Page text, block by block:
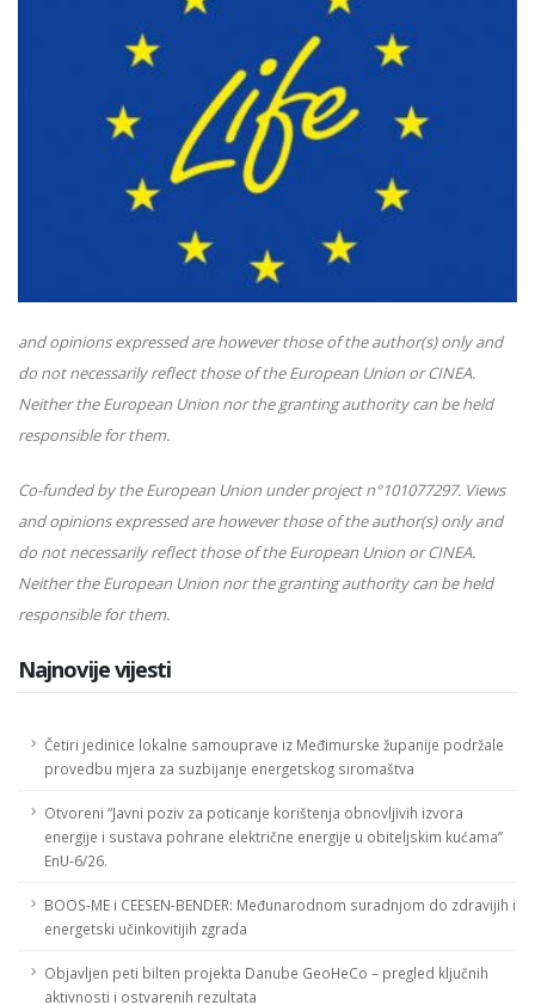
and opinions expressed are however those of the author(s) only and
do not necessarily reflect those of the European Union or CINEA.
Neither the European Union nor the granting authority can be held
responsible for them.
Co-funded by the European Union under project n°101077297. Views
and opinions expressed are however those of the author(s) only and
do not necessarily reflect those of the European Union or CINEA.
Neither the European Union nor the granting authority can be held
responsible for them.
Najnovije vijesti
Četiri jedinice lokalne samouprave iz Međimurske županije podržale
provedbu mjera za suzbijanje energetskog siromaštva
Otvoreni “Javni poziv za poticanje korištenja obnovljivih izvora
energije i sustava pohrane električne energije u obiteljskim kućama”
EnU-6/26.
BOOS-ME i CEESEN-BENDER: Međunarodnom suradnjom do zdravijih i
energetski učinkovitijih zgrada
Objavljen peti bilten projekta Danube GeoHeCo – pregled ključnih
aktivnosti i ostvarenih rezultata